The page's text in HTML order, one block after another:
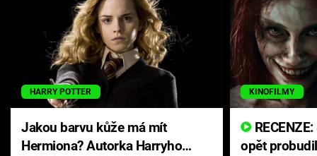
HARRY POTTER
Jakou barvu kůže má mít
Hermiona? Autorka Harryho
KINOFILMY
opět